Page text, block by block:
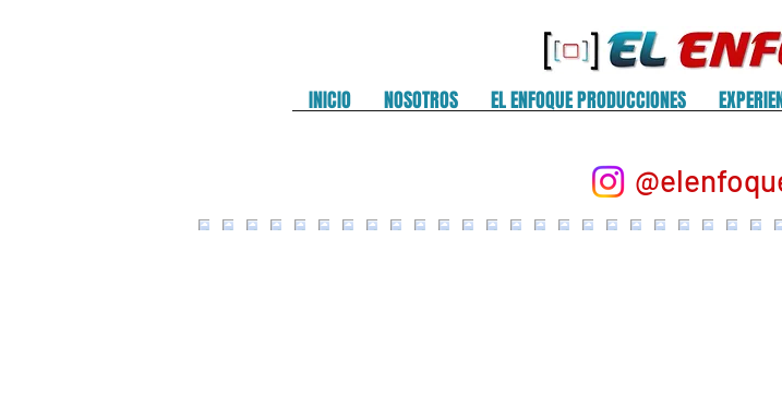
INICIO NOSOTROS EL ENFOQUE PRODUCCIONES